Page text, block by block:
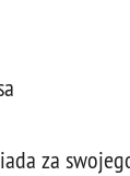
za